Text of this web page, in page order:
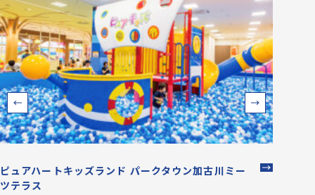
ピュアハートキッズランド パークタウン加古川ミー
ツテラス